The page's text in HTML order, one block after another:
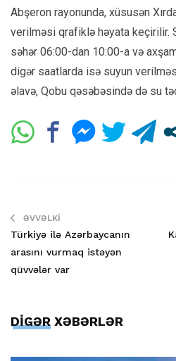
Abşeron rayonunda, xüsusən
verilməsi qrafiklə həyata keçirilir.
səhər 06:00-dan 10:00-a və
digər saatlarda isə suyun verilməsi
əlavə, Qobu qəsəbəsində də su
ƏVVƏLKI
Türkiyə ilə Azərbaycanın
arasını vurmaq istəyən
qüvvələr var
DİGƏR XƏBƏRLƏR